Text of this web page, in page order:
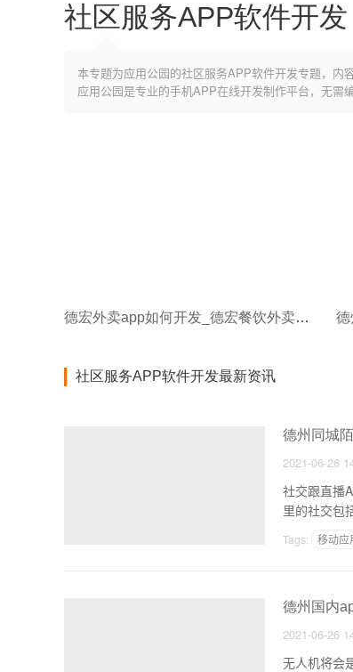
社区服务APP软件开发
本专题为应用公园的社区服务APP软件开发专题，内
应用公园是专业的手机APP在线开发制作平台，无需
德宏外卖app如何开发_德宏餐饮外卖APP开发如何走向共赢的探索
社区服务APP软件开发最新资讯
德州同城
2021-06-26
社交跟直播
里的社交包
Tags: 移动应
德州国内
2021-06-26
无人机将会